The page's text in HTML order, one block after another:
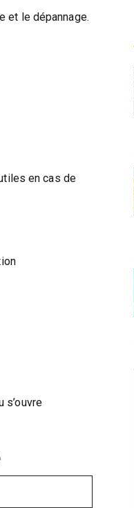
et le dépannage.
en cas de
s’ouvre